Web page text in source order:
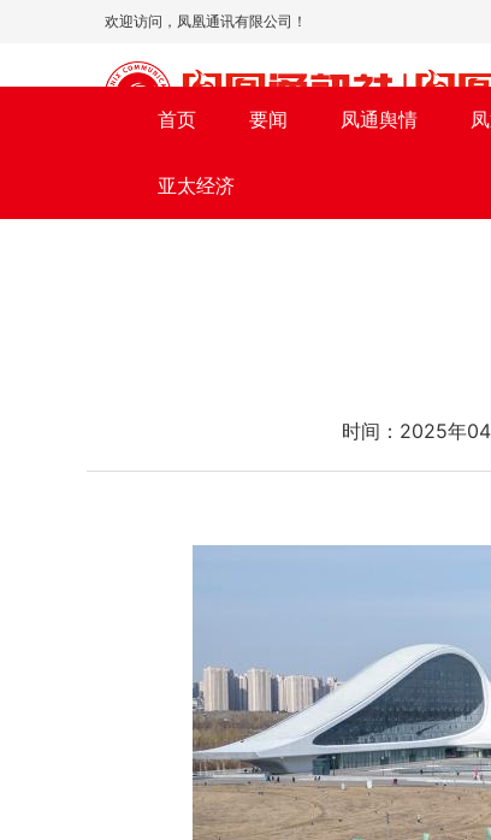
欢迎访问，凤凰通讯有限公司！
首页 要闻 凤通舆情
亚太经济
时间：2025